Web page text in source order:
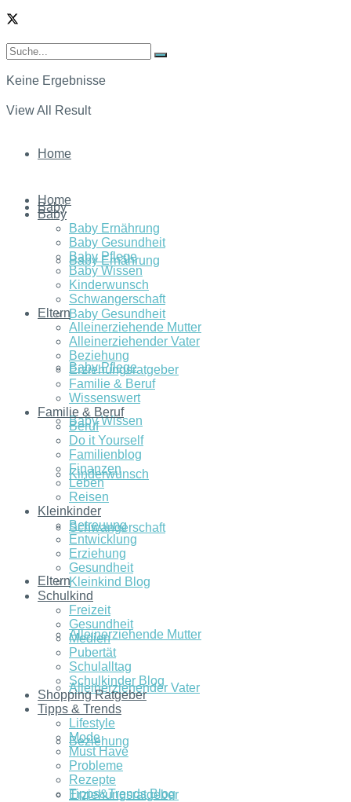
Keine Ergebnisse
View All Result
Home
Baby
Baby Ernährung
Baby Gesundheit
Baby Pflege
Baby Wissen
Kinderwunsch
Schwangerschaft
Eltern
Alleinerziehende Mutter
Alleinerziehender Vater
Beziehung
Erziehungsratgeber
Home
Baby
Baby Ernährung
Baby Gesundheit
Baby Pflege
Baby Wissen
Kinderwunsch
Schwangerschaft
Eltern
Alleinerziehende Mutter
Alleinerziehender Vater
Beziehung
Erziehungsratgeber
Familie & Beruf
Wissenswert
Familie & Beruf
Beruf
Do it Yourself
Familienblog
Finanzen
Leben
Reisen
Kleinkinder
Betreuung
Entwicklung
Erziehung
Gesundheit
Kleinkind Blog
Schulkind
Freizeit
Gesundheit
Medien
Pubertät
Schulalltag
Schulkinder Blog
Shopping Ratgeber
Tipps & Trends
Lifestyle
Mode
Must Have
Probleme
Rezepte
Tipps&Trends Blog